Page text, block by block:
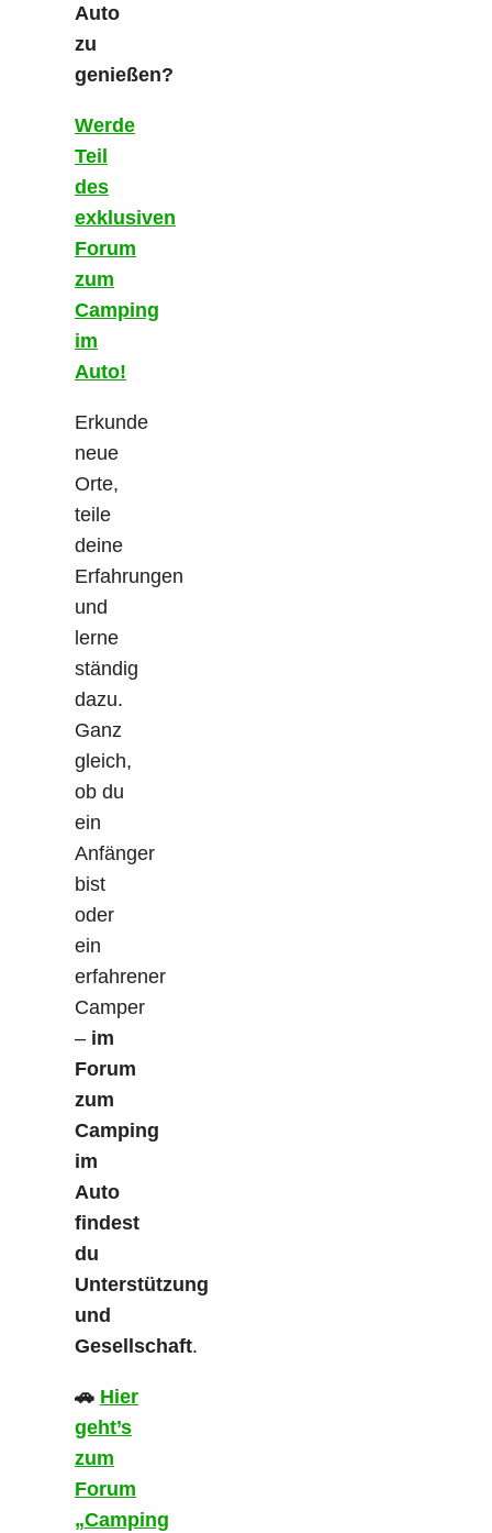
Auto
zu
genießen?
Werde
Teil
des
exklusiven
Forum
zum
Camping
im
Auto!
Erkunde
neue
Orte,
teile
deine
Erfahrungen
und
lerne
ständig
dazu.
Ganz
gleich,
ob du
ein
Anfänger
bist
oder
ein
erfahrener
Camper
– im
Forum
zum
Camping
im
Auto
findest
du
Unterstützung
und
Gesellschaft.
🚗 Hier
geht’s
zum
Forum
„Camping